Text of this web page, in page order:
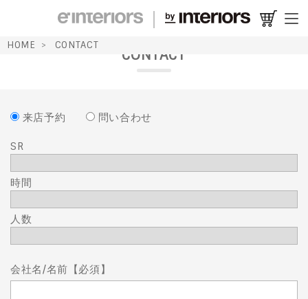
HOME CONTACT
CONTACT
来店予約 問い合わせ
SR
時間
人数
会社名/名前【必須】